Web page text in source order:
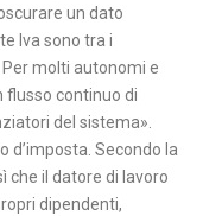
un dato
Iva sono tra i
molti autonomi e
flusso continuo di
del sistema».
d’imposta. Secondo la
che il datore di lavoro
dipendenti,